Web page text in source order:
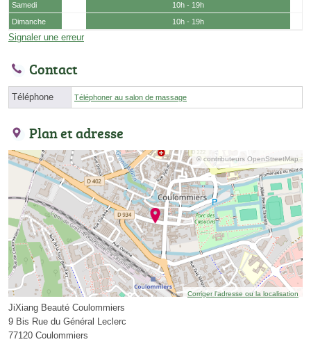
Samedi
10h - 19h
Dimanche
10h - 19h
Signaler une erreur
Contact
Téléphone Téléphoner au salon de massage
Plan et adresse
© contributeurs OpenStreetMap
Corriger l’adresse ou la localisation
JiXiang Beauté Coulommiers
9 Bis Rue du Général Leclerc
77120 Coulommiers